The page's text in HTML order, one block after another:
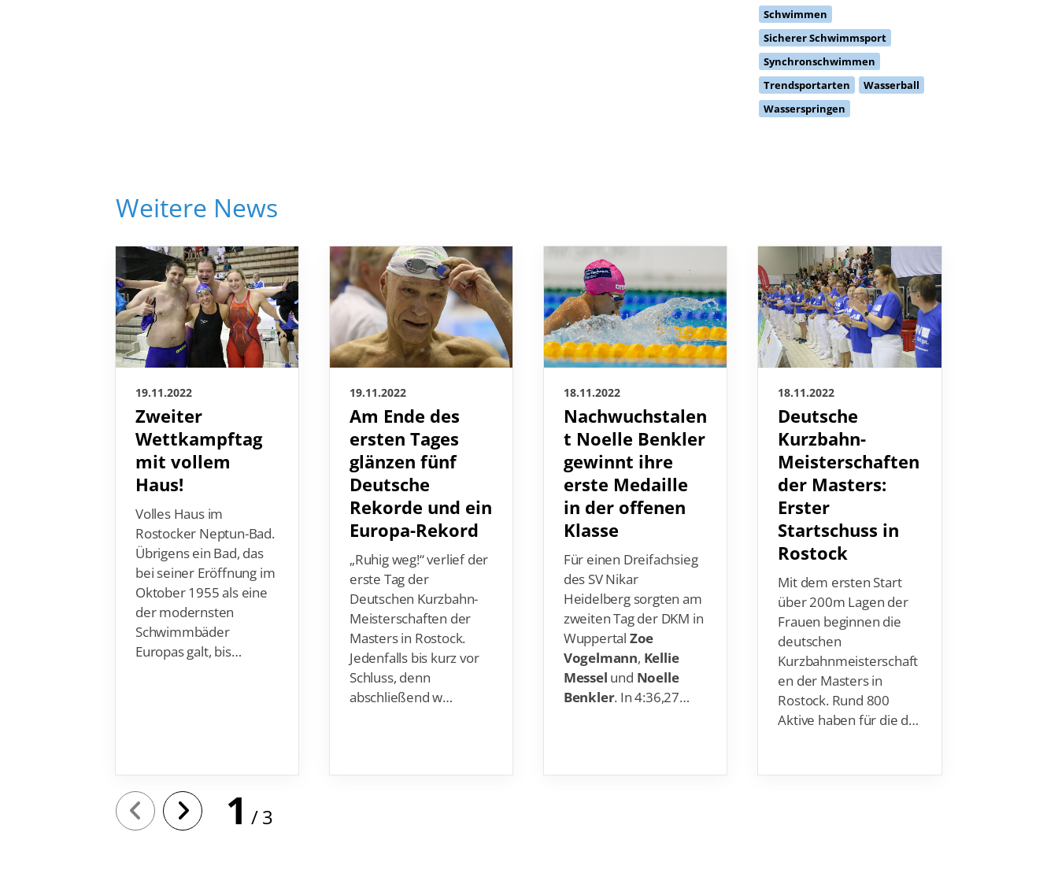
Sicherer Schwimmsport
Synchronschwimmen
Trendsportarten
Wasserball
Wasserspringen
19.11.2022
Zweiter
Wettkampftag
mit vollem
Haus!
Volles Haus im
Rostocker Neptun-Bad.
Übrigens ein Bad, das
bei seiner Eröffnung im
Oktober 1955 als eine
der modernsten
Schwimmbäder
Europas galt, bis…
19.11.2022
Am Ende des
ersten Tages
glänzen fünf
Deutsche
Rekorde und ein
Europa-Rekord
„Ruhig weg!“ verlief der
erste Tag der
Deutschen Kurzbahn-
Meisterschaften der
Masters in Rostock.
Jedenfalls bis kurz vor
Schluss, denn
abschließend w…
18.11.2022
Nachwuchstalen
t Noelle Benkler
gewinnt ihre
erste Medaille
in der offenen
Klasse
Für einen Dreifachsieg
des SV Nikar
Heidelberg sorgten am
zweiten Tag der DKM in
WuppertalZoe
Vogelmann,Kellie
Messelund Noelle
Benkler. In 4:36,27…
18.11.2022
Deutsche
Kurzbahn-
Meisterschaften
der Masters:
Erster
Startschuss in
Rostock
Mit dem ersten Start
über 200m Lagen der
Frauen beginnen die
deutschen
Kurzbahnmeisterschaft
en der Masters in
Rostock. Rund 800
Aktive haben für die d…
1